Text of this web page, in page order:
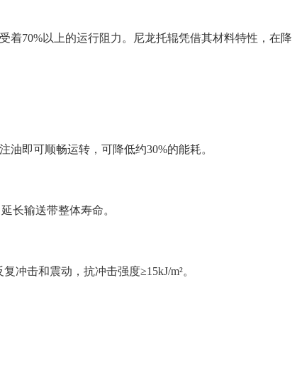
着70%以上的运行阻力。尼龙托辊凭借其材料特性，在降
油即可顺畅运转，可降低约30%的能耗。
长输送带整体寿命。
冲击和震动，抗冲击强度≥15kJ/m²。